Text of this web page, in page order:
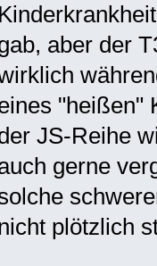
aber der
"heißen"
JS-Reihe
gerne
plötzlich